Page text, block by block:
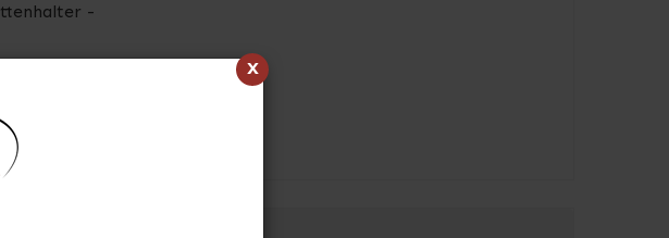
x
-